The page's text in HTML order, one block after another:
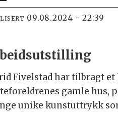
09.08.2024 - 22:39
Fivelstad har tilbragt
gamle hus,
unike kunstuttrykk